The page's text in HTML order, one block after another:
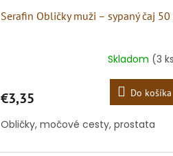
Serafin Obličky muži – sypaný čaj 50
Skladom (3
€3,35 Do košíka
Obličky, močové cesty, prostata